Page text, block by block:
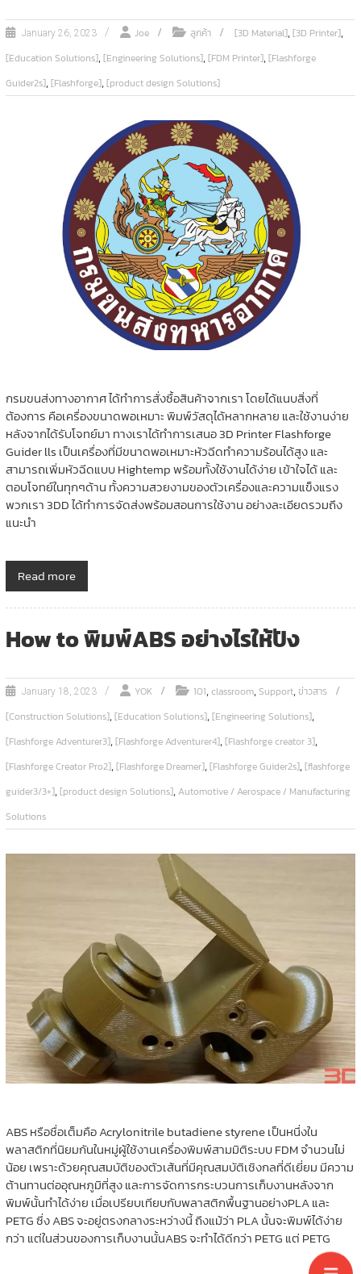
January 26, 2023 Joe ลูกค้า [3D Material],[3D Printer],
[Education Solutions],[Engineering Solutions],[FDM Printer],[Flashforge
Guider2s],[Flashforge],[product design Solutions]
กรมขนส่งทางอากาศ ได้ทำการสั่งซื้อสินค้าจากเรา โดยได้แนบสิ่งที่
ต้องการ คือเครื่องขนาดพอเหมาะ พิมพ์วัสดุได้หลากหลาย และใช้งานง่าย
หลังจากได้รับโจทย์มา ทางเราได้ทำการเสนอ 3D Printer Flashforge
Guider lls เป็นเครื่องที่มีขนาดพอเหมาะหัวฉีดทำความร้อนได้สูง และ
สามารถเพิ่มหัวฉีดแบบ Hightemp พร้อมทั้งใช้งานได้ง่าย เข้าใจได้ และ
ตอบโจทย์ในทุกๆด้าน ทั้งความสวยงามของตัวเครื่องและความแข็งแรง
พวกเรา 3DD ได้ทำการจัดส่งพร้อมสอนการใช้งาน อย่างละเอียดรวมถึง
แนะนำ
Read more
How to พิมพ์ABS อย่างไรให้ปัง
January 18, 2023 YOK 101,classroom,Support,ข่าวสาร
[Construction Solutions],[Education Solutions],[Engineering Solutions],
[Flashforge Adventurer3],[Flashforge Adventurer4],[Flashforge creator 3],
[Flashforge Creator Pro2],[Flashforge Dreamer],[Flashforge Guider2s],[flashforge
guider3/3+],[product design Solutions], Automotive / Aerospace / Manufacturing
Solutions
ABS หรือชื่อเต็มคือ Acrylonitrile butadiene styrene เป็นหนึ่งใน
พลาสติกที่นิยมกันในหมู่ผู้ใช้งานเครื่องพิมพ์สามมิติระบบ FDM จำนวนไม่
น้อย เพราะด้วยคุณสมบัติของตัวเส้นที่มีคุณสมบัติเชิงกลที่ดีเยี่ยม มีความ
ต้านทานต่ออุณหภูมิที่สูง และการจัดการกระบวนการเก็บงานหลังจาก
พิมพ์นั้นทำได้ง่าย เมื่อเปรียบเทียบกับพลาสติกพื้นฐานอย่างPLA และ
PETG ซึ่ง ABS จะอยู่ตรงกลางระหว่างนี้ ถึงแม้ว่า PLA นั้นจะพิมพ์ได้ง่าย
กว่า แต่ในส่วนของการเก็บงานนั้นABS จะทำได้ดีกว่า PETG แต่ PETG